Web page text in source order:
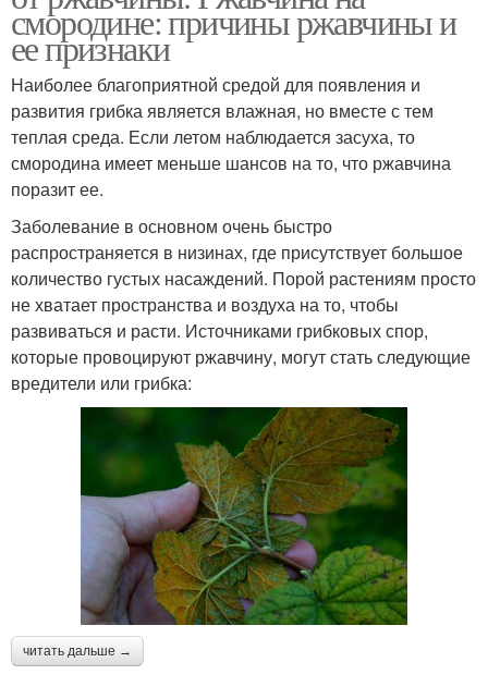
смородине: причины ржавчины и
ее признаки
Наиболее благоприятной средой для появления и
развития грибка является влажная, но вместе с тем
теплая среда. Если летом наблюдается засуха, то
смородина имеет меньше шансов на то, что ржавчина
поразит ее.
Заболевание в основном очень быстро
распространяется в низинах, где присутствует большое
количество густых насаждений. Порой растениям просто
не хватает пространства и воздуха на то, чтобы
развиваться и расти. Источниками грибковых спор,
которые провоцируют ржавчину, могут стать следующие
вредители или грибка:
читать дальше →